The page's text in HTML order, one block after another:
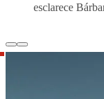
esclarece